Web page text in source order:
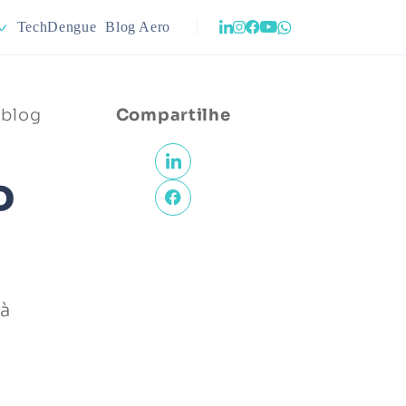
TechDengue Blog Aero
Compartilhe